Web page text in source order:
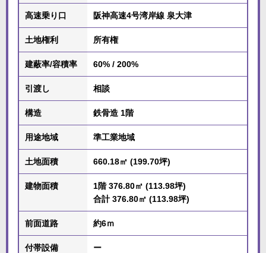
高速乗り口 阪神高速4号湾岸線 泉大津
土地権利 所有権
建蔽率/容積率 60% / 200%
引渡し 相談
構造 鉄骨造 1階
用途地域 準工業地域
土地面積 660.18㎡ (199.70坪)
建物面積
1階 376.80㎡ (113.98坪)
合計 376.80㎡ (113.98坪)
前面道路 約6ｍ
付帯設備 ー